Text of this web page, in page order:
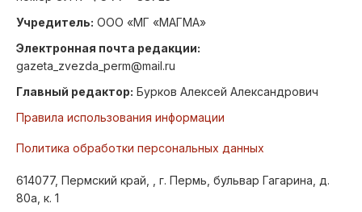
Учредитель: ООО «МГ «МАГМА»
Электронная почта редакции:
gazeta_zvezda_perm@mail.ru
Главный редактор: Бурков Алексей Александрович
Правила использования информации
Политика обработки персональных данных
614077, Пермский край, , г. Пермь, бульвар Гагарина, д.
80а, к. 1